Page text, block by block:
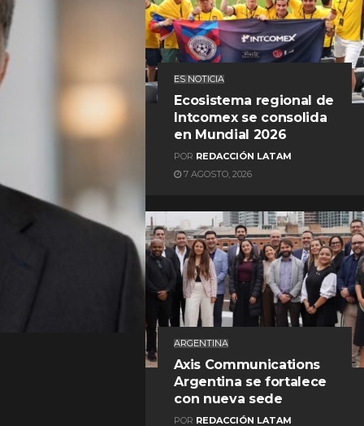
ES NOTICIA
Ecosistema regional de
Intcomex se consolida
en Mundial 2026
POR REDACCIÓN LATAM
7 AGOSTO, 2026
ARGENTINA
Axis Communications
Argentina se fortalece
con nueva sede
POR REDACCIÓN LATAM